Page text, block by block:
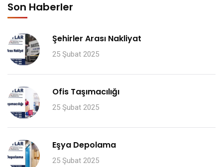
Son Haberler
Şehirler Arası Nakliyat
25 Şubat 2025
Ofis Taşımacılığı
25 Şubat 2025
Eşya Depolama
25 Şubat 2025